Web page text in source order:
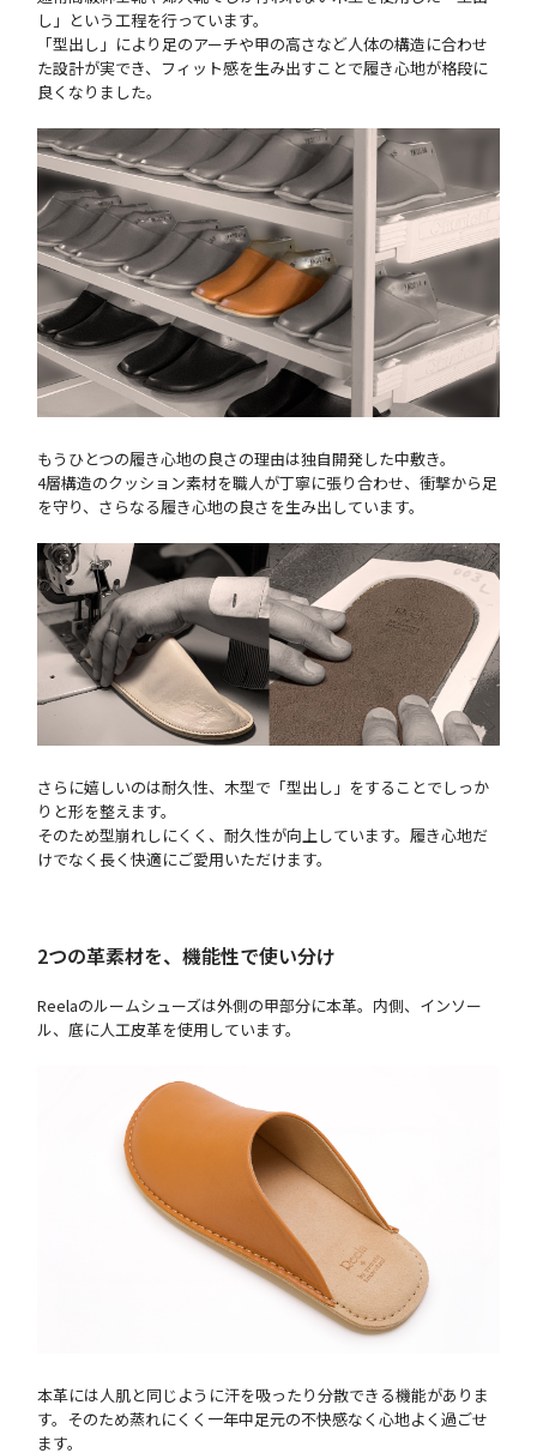
し」という工程を行っています。
「型出し」により足のアーチや甲の高さなど人体の構造に合わせ
た設計が実でき、フィット感を生み出すことで履き心地が格段に
良くなりました。
もうひとつの履き心地の良さの理由は独自開発した中敷き。
4層構造のクッション素材を職人が丁寧に張り合わせ、衝撃から足
を守り、さらなる履き心地の良さを生み出しています。
さらに嬉しいのは耐久性、木型で「型出し」をすることでしっか
りと形を整えます。
そのため型崩れしにくく、耐久性が向上しています。履き心地だ
けでなく長く快適にご愛用いただけます。
2つの革素材を、機能性で使い分け
Reelaのルームシューズは外側の甲部分に本革。内側、インソー
ル、底に人工皮革を使用しています。
本革には人肌と同じように汗を吸ったり分散できる機能がありま
す。そのため蒸れにくく一年中足元の不快感なく心地よく過ごせ
ます。